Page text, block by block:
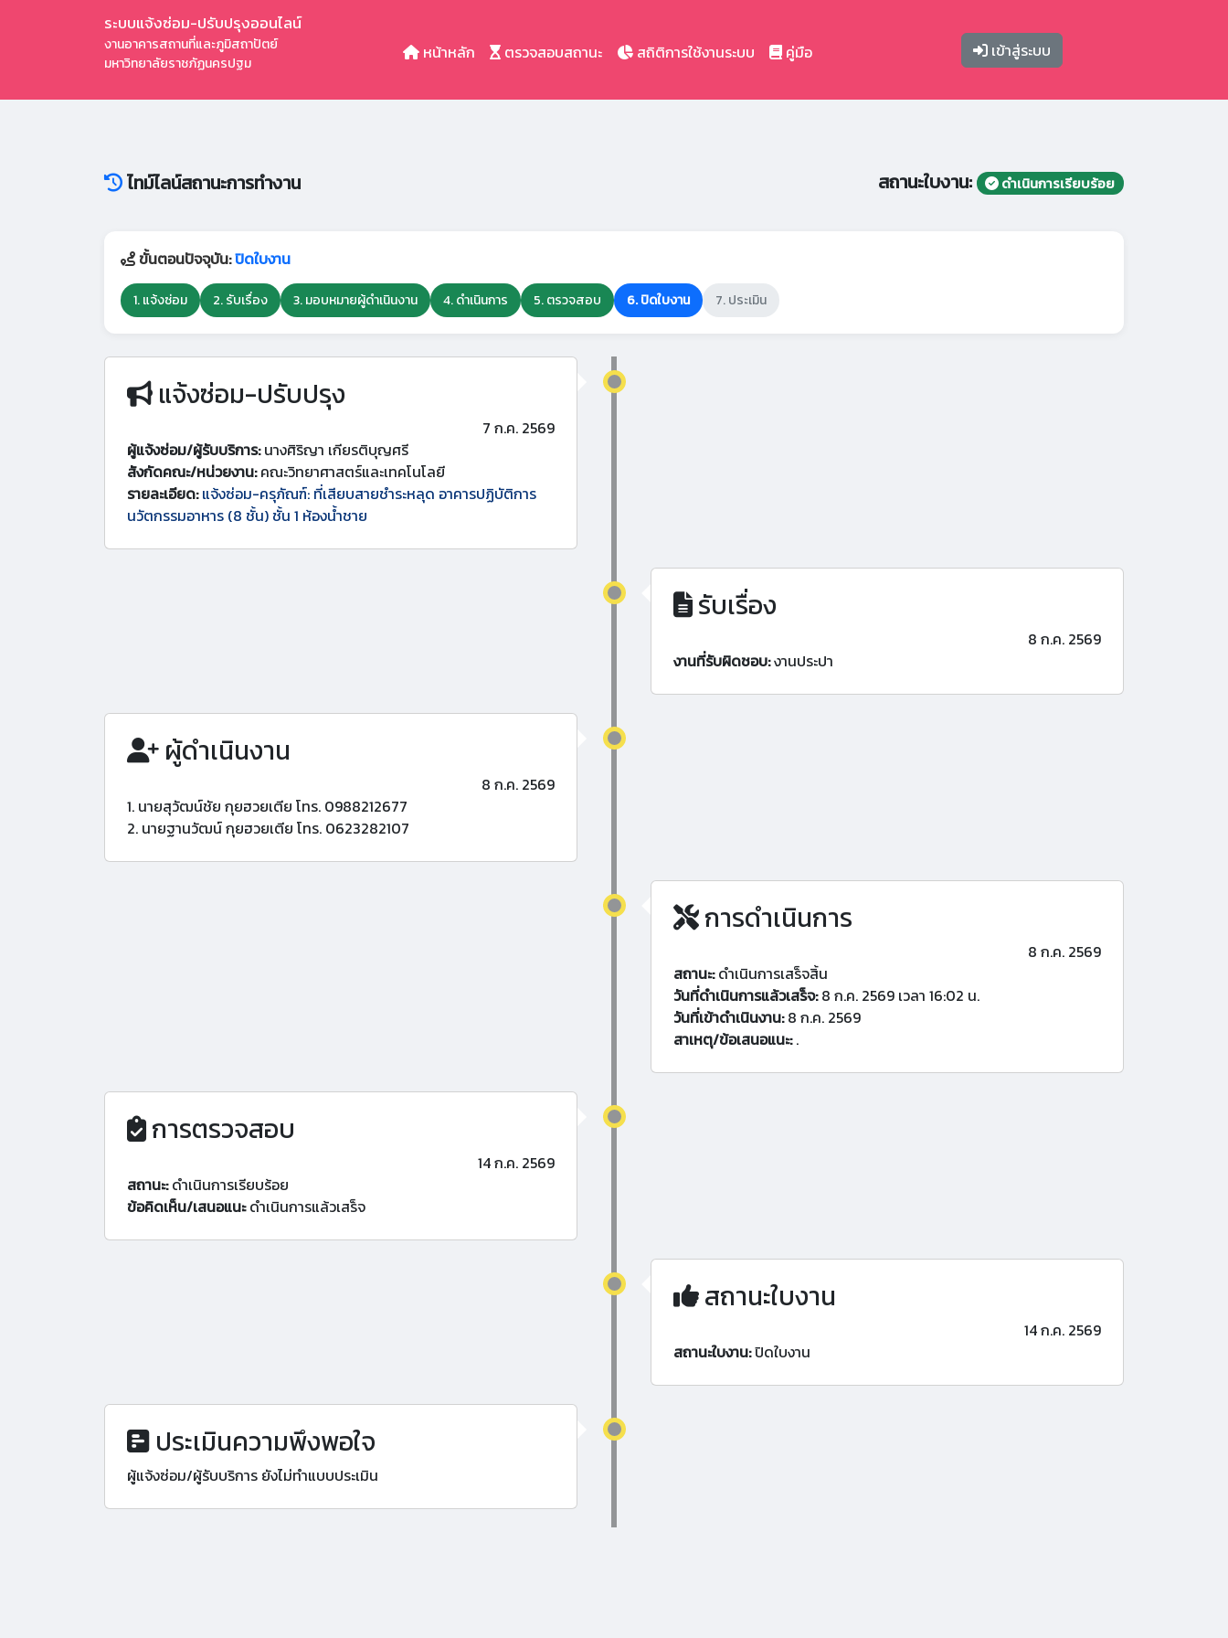
ระบบแจ้งซ่อม-ปรับปรุงออนไลน์
งานอาคารสถานที่และภูมิสถาปัตย์
มหาวิทยาลัยราชภัฏนครปฐม
หน้าหลัก ตรวจสอบสถานะ สถิติการใช้งานระบบ คู่มือ เข้าสู่ระบบ
ไทม์ไลน์สถานะการทำงาน สถานะใบงาน: ดำเนินการเรียบร้อย
ขั้นตอนปัจจุบัน:ปิดใบงาน
1. แจ้งซ่อม 2. รับเรื่อง 3. มอบหมายผู้ดำเนินงาน 4. ดำเนินการ 5. ตรวจสอบ 6. ปิดใบงาน 7. ประเมิน
แจ้งซ่อม-ปรับปรุง
7 ก.ค. 2569
ผู้แจ้งซ่อม/ผู้รับบริการ:นางศิริญา เกียรติบุญศรี
สังกัดคณะ/หน่วยงาน:คณะวิทยาศาสตร์และเทคโนโลยี
รายละเอียด: แจ้งซ่อม-ครุภัณฑ์: ที่เสียบสายชำระหลุด อาคารปฏิบัติการ
นวัตกรรมอาหาร (8 ชั้น) ชั้น 1 ห้องน้ำชาย
รับเรื่อง
8 ก.ค. 2569
งานที่รับผิดชอบ:งานประปา
ผู้ดำเนินงาน
8 ก.ค. 2569
1. นายสุวัฒน์ชัย กุยฮวยเตีย โทร. 0988212677
2. นายฐานวัฒน์ กุยฮวยเตีย โทร. 0623282107
การดำเนินการ
8 ก.ค. 2569
สถานะ:ดำเนินการเสร็จสิ้น
วันที่ดำเนินการแล้วเสร็จ:8 ก.ค. 2569 เวลา 16:02 น.
วันที่เข้าดำเนินงาน:8 ก.ค. 2569
สาเหตุ/ข้อเสนอแนะ:.
การตรวจสอบ
14 ก.ค. 2569
สถานะ:ดำเนินการเรียบร้อย
ข้อคิดเห็น/เสนอแนะดำเนินการแล้วเสร็จ
สถานะใบงาน
14 ก.ค. 2569
สถานะใบงาน:ปิดใบงาน
ประเมินความพึงพอใจ
ผู้แจ้งซ่อม/ผู้รับบริการ ยังไม่ทำแบบประเมิน